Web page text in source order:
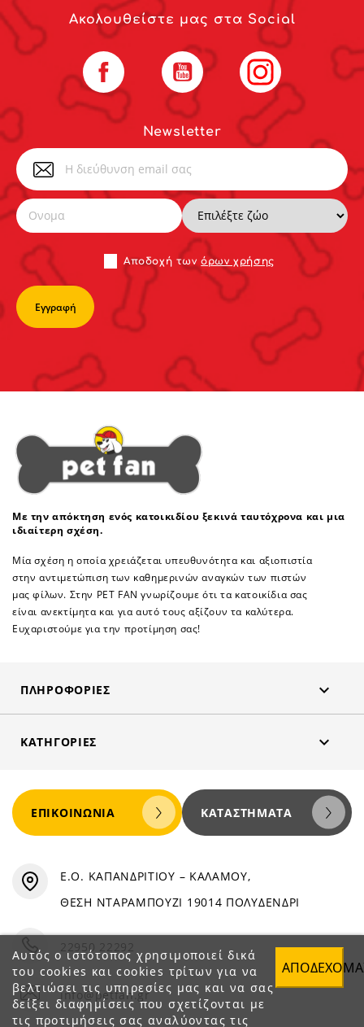
Newsletter
Αποδoχή τωνόρων χρήσης
Ακολουθείστε μας στα Social
Facebook YouTube Instagram
Με την απόκτηση ενός κατοικιδίου ξεκινά ταυτόχρονα και μια
ιδιαίτερη σχέση.
Μία σχέση η οποία χρειάζεται υπευθυνότητα και αξιοπιστία
στην αντιμετώπιση των καθημερινών αναγκών των πιστών
μας φίλων. Στην PET FAN γνωρίζουμε ότι τα κατοικίδια σας
είναι ανεκτίμητα και για αυτό τους αξίζουν τα καλύτερα.
Ευχαριστούμε για την προτίμηση σας!
ΠΛΗΡΟΦΟΡΊΕΣ 
ΚΑΤΗΓΟΡΊΕΣ 
Αυτός ο ιστότοπος χρησιμοποιεί δικά
του cookies και cookies τρίτων για να
βελτιώσει τις υπηρεσίες μας και να σας
δείξει διαφημίσεις που σχετίζονται με
τις προτιμήσεις σας αναλύοντας τις
ΕΠΙΚΟΙΝΩΝΊΑ ΚΑΤΑΣΤΉΜΑΤΑ
Ε.Ο. ΚΑΠΑΝΔΡΙΤΙΟΥ – ΚΑΛΑΜΟΥ,
ΘΕΣΗ ΝΤΑΡΑΜΠΟΥΖΙ 19014 ΠΟΛΥΔΕΝΔΡΙ
22950 22292
info@petfan.gr